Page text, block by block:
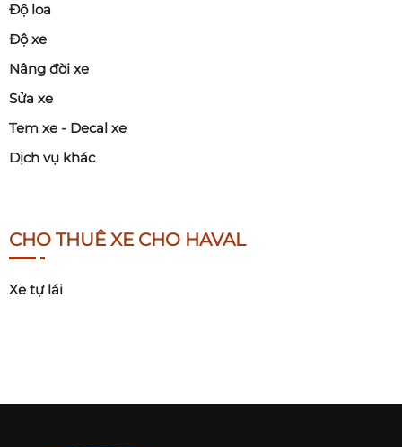
Độ loa
Độ xe
Nâng đời xe
Sửa xe
Tem xe - Decal xe
Dịch vụ khác
CHO THUÊ XE CHO HAVAL
Xe tự lái